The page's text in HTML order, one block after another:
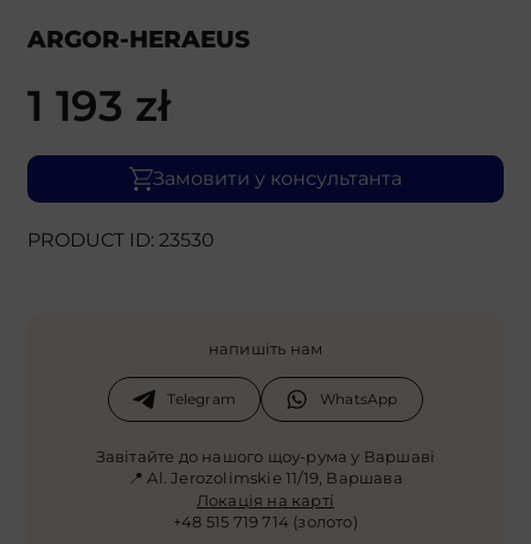
ARGOR-HERAEUS
1 193 zł
Замовити у консультанта
PRODUCT ID: 23530
напишіть нам
Telegram WhatsApp
Завітайте до нашого щоу-рума у Варшаві
📍 Al. Jerozolimskie 11/19, Варшава
Локація на карті
+48 515 719 714 (золото)